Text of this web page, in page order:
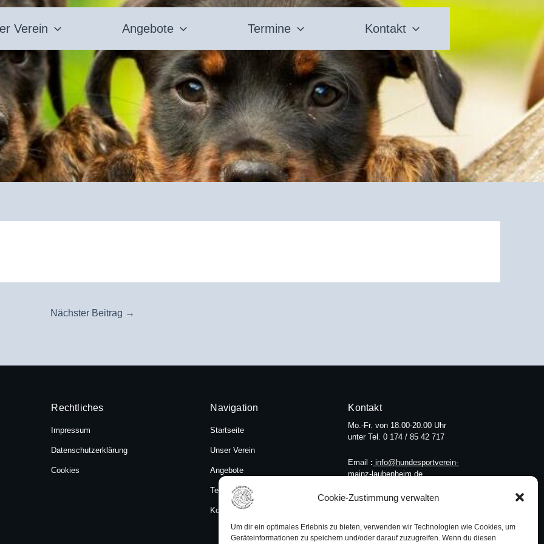
Cookie-Zustimmung verwalten
Um dir ein optimales Erlebnis zu bieten, verwenden wir Technologien wie Cookies, um
Geräteinformationen zu speichern und/oder darauf zuzugreifen. Wenn du diesen
Verein Angebote Termine Kontakt
Nächster Beitrag →
Rechtliches
Impressum
Datenschutzerklärung
Cookies
Navigation
Startseite
Unser Verein
Angebote
Termine
Kontakt
Kontakt
Mo.-Fr. von 18.00-20.00 Uhr
unter Tel. 0 174 / 85 42 717
Email : info@hundesportverein-
mainz-laubenheim.de